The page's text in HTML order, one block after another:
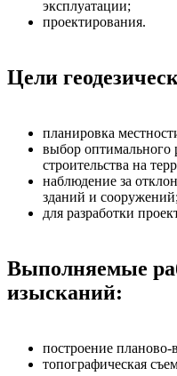
эксплуатации;
проектирования.
Цели
планировка
выбор оптимального
строительства на
наблюдение за
зданий и сооружений;
для разработки
Выполняемые
изысканий:
построение планово-
топографическая